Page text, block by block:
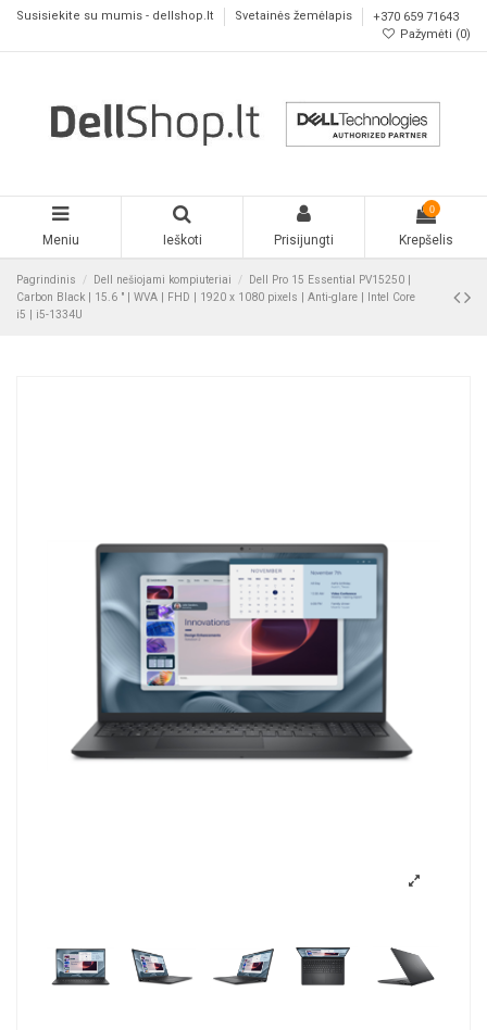
Susisiekite su mumis - dellshop.lt Svetainės žemėlapis
+370 659 71643
Pažymėti (0)
Meniu Ieškoti Prisijungti
0
Krepšelis
Pagrindinis Dell nešiojami kompiuteriai
Dell Pro 15 Essential PV15250 |
Carbon Black | 15.6 " | WVA | FHD | 1920 x 1080 pixels | Anti-glare | Intel Core
i5 | i5-1334U